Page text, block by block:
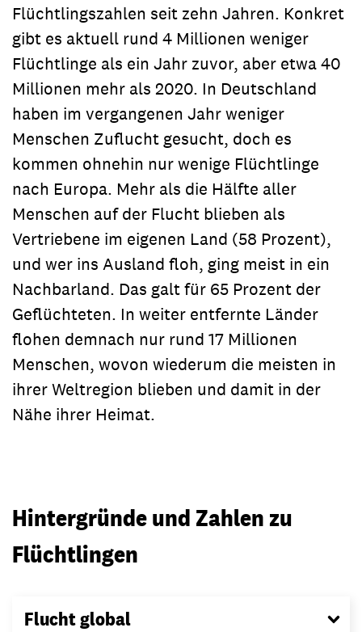
Flüchtlingszahlen seit zehn Jahren. Konkret
gibt es aktuell rund 4 Millionen weniger
Flüchtlinge als ein Jahr zuvor, aber etwa 40
Millionen mehr als 2020. In Deutschland
haben im vergangenen Jahr weniger
Menschen Zuflucht gesucht, doch es
kommen ohnehin nur wenige Flüchtlinge
nach Europa. Mehr als die Hälfte aller
Menschen auf der Flucht blieben als
Vertriebene im eigenen Land (58 Prozent),
und wer ins Ausland floh, ging meist in ein
Nachbarland. Das galt für 65 Prozent der
Geflüchteten. In weiter entfernte Länder
flohen demnach nur rund 17 Millionen
Menschen, wovon wiederum die meisten in
ihrer Weltregion blieben und damit in der
Nähe ihrer Heimat.
Hintergründe und Zahlen zu
Flüchtlingen
Flucht global